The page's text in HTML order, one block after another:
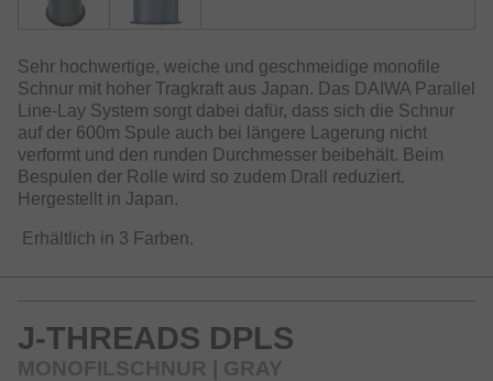
Sehr hochwertige, weiche und geschmeidige monofile
Schnur mit hoher Tragkraft aus Japan. Das DAIWA Parallel
Line-Lay System sorgt dabei dafür, dass sich die Schnur
auf der 600m Spule auch bei längere Lagerung nicht
verformt und den runden Durchmesser beibehält. Beim
Bespulen der Rolle wird so zudem Drall reduziert.
Hergestellt in Japan.
Erhältlich in 3 Farben.
J-THREADS DPLS
MONOFILSCHNUR | GRAY